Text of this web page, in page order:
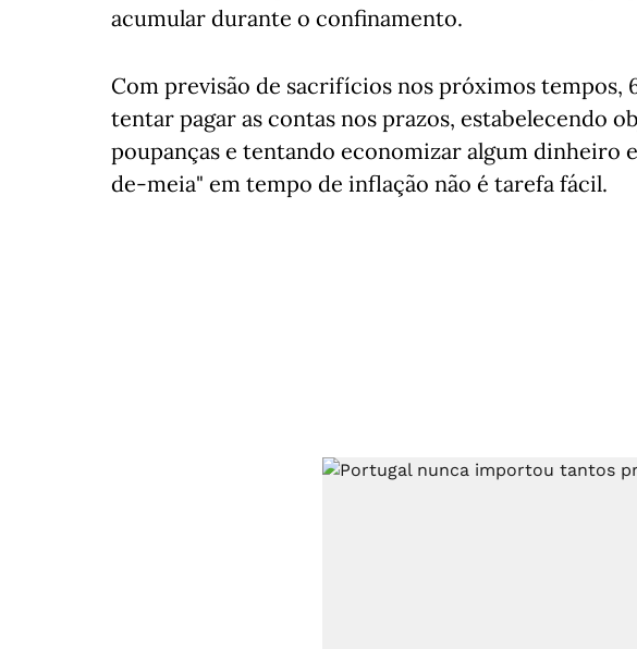
acumular durante o confinamento.
Com previsão de sacrifícios nos próximos tempos,
tentar pagar as contas nos prazos, estabelecendo
poupanças e tentando economizar algum dinheiro
de-meia" em tempo de inflação não é tarefa fácil.